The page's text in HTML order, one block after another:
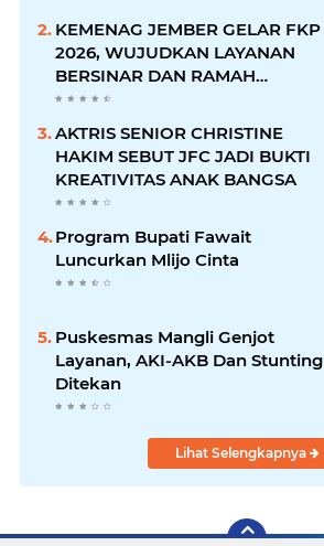
KEMENAG JEMBER GELAR FKP
2026, WUJUDKAN LAYANAN
BERSINAR DAN RAMAH
DISABILITAS
AKTRIS SENIOR CHRISTINE
HAKIM SEBUT JFC JADI BUKTI
KREATIVITAS ANAK BANGSA
Program Bupati Fawait
Luncurkan Mlijo Cinta
Puskesmas Mangli Genjot
Layanan, AKI-AKB Dan Stunting
Ditekan
Lihat Selengkapnya